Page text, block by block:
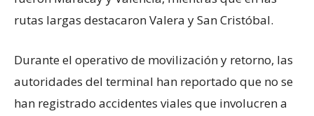
rutas largas destacaron Valera y San Cristóbal.
Durante el operativo de movilización y retorno, las
autoridades del terminal han reportado que no se
han registrado accidentes viales que involucren a